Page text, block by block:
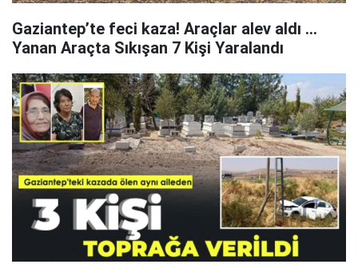
Gaziantep’te feci kaza! Araçlar alev aldı ...
Yanan Araçta Sıkışan 7 Kişi Yaralandı